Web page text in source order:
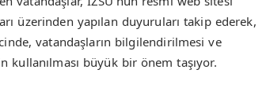
üzerinden yapılan duyuruları takip ederek,
vatandaşların bilgilendirilmesi ve
büyük bir önem taşıyor.